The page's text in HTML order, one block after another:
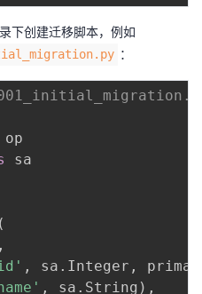
下创建迁移脚本，例如
：
sa
(
,
, sa . Integer ,
, sa . String ) ,